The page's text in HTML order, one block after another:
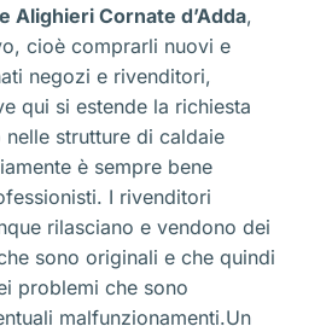
Alighieri Cornate d’Adda,
cioè comprarli nuovi e
negozi e rivenditori,
qui si estende la richiesta
strutture di caldaie
è sempre bene
I rivenditori
rilasciano e vendono dei
sono originali e che quindi
problemi che sono
malfunzionamenti.Un